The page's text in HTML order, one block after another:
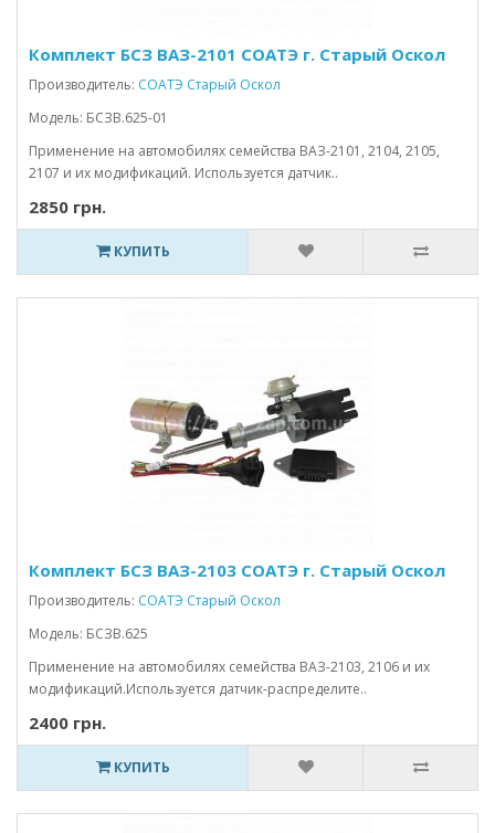
Комплект БСЗ ВАЗ-2101 СОАТЭ г. Старый Оскол
Производитель: СОАТЭ Старый Оскол
Модель: БСЗВ.625-01
Применение на автомобилях семейства ВАЗ-2101, 2104, 2105,
2107 и их модификаций. Используется датчик..
2850 грн.
КУПИТЬ
Комплект БСЗ ВАЗ-2103 СОАТЭ г. Старый Оскол
Производитель: СОАТЭ Старый Оскол
Модель: БСЗВ.625
Применение на автомобилях семейства ВАЗ-2103, 2106 и их
модификаций.Используется датчик-распределите..
2400 грн.
КУПИТЬ